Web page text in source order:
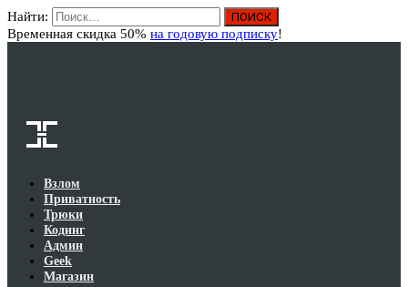
Найти:
Временная скидка 50% на годовую подписку!
Взлом
Приватность
Трюки
Кодинг
Админ
Geek
Магазин